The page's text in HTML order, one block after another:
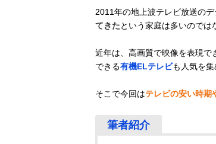
2011年の地上波テレビ放送の
てきたという家庭は多いのでは
近年は、高画質で映像を表現で
できる有機ELテレビも人気を集
そこで今回はテレビの安い時期